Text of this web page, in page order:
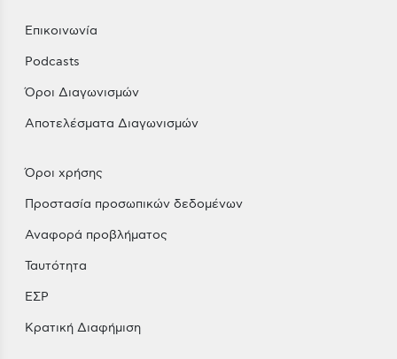
Επικοινωνία
Podcasts
Όροι Διαγωνισμών
Αποτελέσματα Διαγωνισμών
Όροι χρήσης
Προστασία προσωπικών δεδομένων
Αναφορά προβλήματος
Ταυτότητα
ΕΣΡ
Κρατική Διαφήμιση